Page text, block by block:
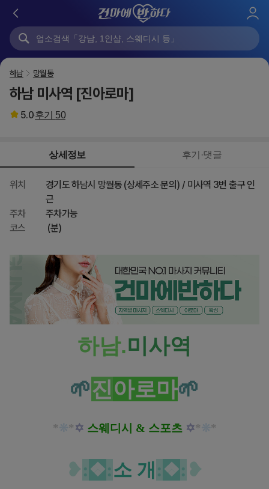
로
하남 망월동
하남 미사역 [진아로마]
5.0후기 50
상세정보 후기·댓글
위치
경기도 하남시 망월동 (상세주소 문의) / 미사역 3번 출구 인
근
주차
주차가능
코스
(분)
하남.미사역
🌱진아로마🌱
* *✡ 스웨디시 & 스포츠 ✡* *
❥:❖:소 개 :❖: ❥